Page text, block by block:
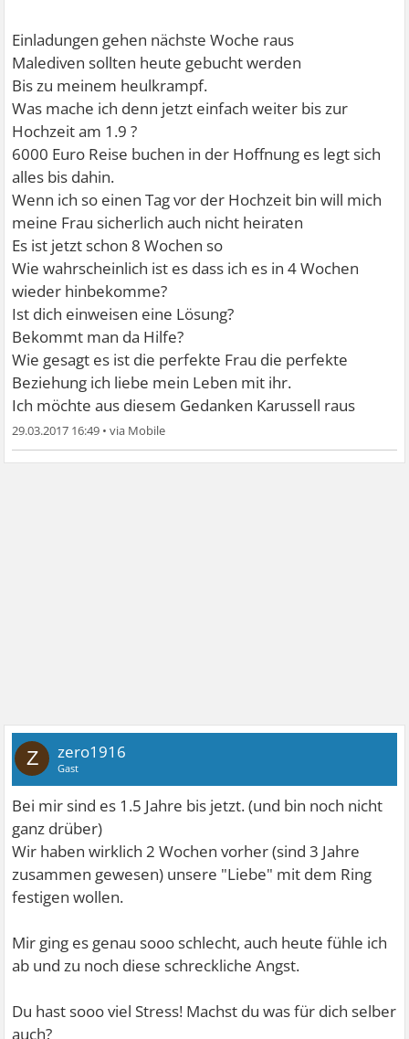
Einladungen gehen nächste Woche raus
Malediven sollten heute gebucht werden
Bis zu meinem heulkrampf.
Was mache ich denn jetzt einfach weiter bis zur
Hochzeit am 1.9 ?
6000 Euro Reise buchen in der Hoffnung es legt sich
alles bis dahin.
Wenn ich so einen Tag vor der Hochzeit bin will mich
meine Frau sicherlich auch nicht heiraten
Es ist jetzt schon 8 Wochen so
Wie wahrscheinlich ist es dass ich es in 4 Wochen
wieder hinbekomme?
Ist dich einweisen eine Lösung?
Bekommt man da Hilfe?
Wie gesagt es ist die perfekte Frau die perfekte
Beziehung ich liebe mein Leben mit ihr.
Ich möchte aus diesem Gedanken Karussell raus
29.03.2017 16:49 •
Z zero1916
Gast
Bei mir sind es 1.5 Jahre bis jetzt. (und bin noch nicht
ganz drüber)
Wir haben wirklich 2 Wochen vorher (sind 3 Jahre
zusammen gewesen) unsere "Liebe" mit dem Ring
festigen wollen.
Mir ging es genau sooo schlecht, auch heute fühle ich
ab und zu noch diese schreckliche Angst.
Du hast sooo viel Stress! Machst du was für dich selber
auch?